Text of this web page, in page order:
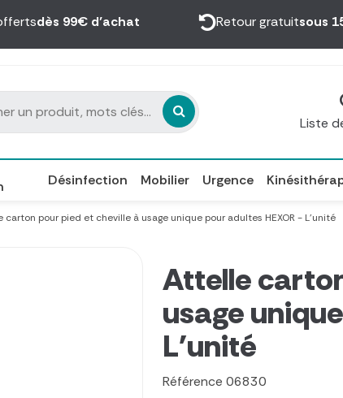
dès 99€ d’achat Retour gratuitsous
Liste
Désinfection Mobilier Urgence
carton pour pied et cheville à usage unique pour adultes HEXOR - L'unité
Attelle
usage
L'unité
Référence 06830